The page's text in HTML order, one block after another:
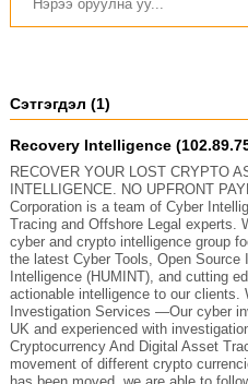
Сэтгэгдэл (1)
Recovery Intelligence
RECOVER YOUR LOST CRYPTO
INTELLIGENCE. NO UPFRONT
Corporation is a team of Cyber
Tracing and Offshore Legal experts.
cyber and crypto intelligence group
the latest Cyber Tools, Open Source
Intelligence (HUMINT), and cutting
actionable intelligence to our clients.
Investigation Services —Our cyber
UK and experienced with
Cryptocurrency And Digital Asset
movement of different crypto